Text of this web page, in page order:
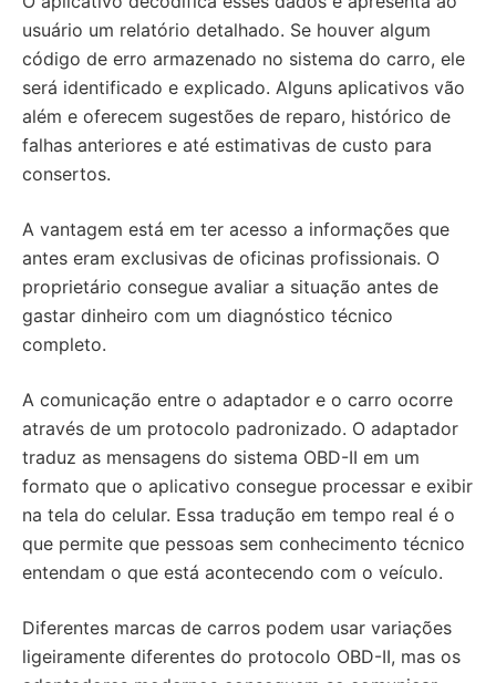
usuário um relatório detalhado. Se houver algum
código de erro armazenado no sistema do carro, ele
será identificado e explicado. Alguns aplicativos vão
além e oferecem sugestões de reparo, histórico de
falhas anteriores e até estimativas de custo para
consertos.
A vantagem está em ter acesso a informações que
antes eram exclusivas de oficinas profissionais. O
proprietário consegue avaliar a situação antes de
gastar dinheiro com um diagnóstico técnico
completo.
A comunicação entre o adaptador e o carro ocorre
através de um protocolo padronizado. O adaptador
traduz as mensagens do sistema OBD-II em um
formato que o aplicativo consegue processar e exibir
na tela do celular. Essa tradução em tempo real é o
que permite que pessoas sem conhecimento técnico
entendam o que está acontecendo com o veículo.
Diferentes marcas de carros podem usar variações
ligeiramente diferentes do protocolo OBD-II, mas os